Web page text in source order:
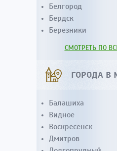
Белгород
Бердск
Березники
СМОТРЕТЬ ПО
ГОРОДА В
Балашиха
Видное
Воскресенск
Дмитров